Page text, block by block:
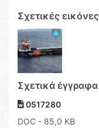
Σχετικές εικόνες
Σχετικά έγγραφα
0517280
DOC - 85,0 KB